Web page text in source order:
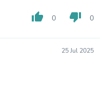
thumb_up 0 thumb_down 0
25 Jul 2025